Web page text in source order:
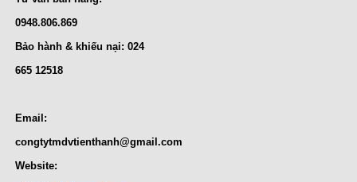
0948.806.869
Bảo hành & khiếu nại: 024
665 12518
Email:
congtytmdvtienthanh@gmail.com
Website: